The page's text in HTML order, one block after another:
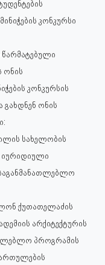
კონკურსი
ონის
კონკურსის
ონის
სახელობის
იურიდიული
ქუთათელაძის
არქიტექტურის
პროგრამის